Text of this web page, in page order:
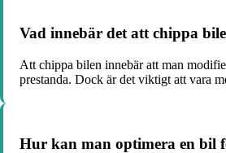
Vad innebär det att chippa
Att chippa bilen innebär att man
prestanda. Dock är det viktigt att vara
Hur kan man optimera en bil